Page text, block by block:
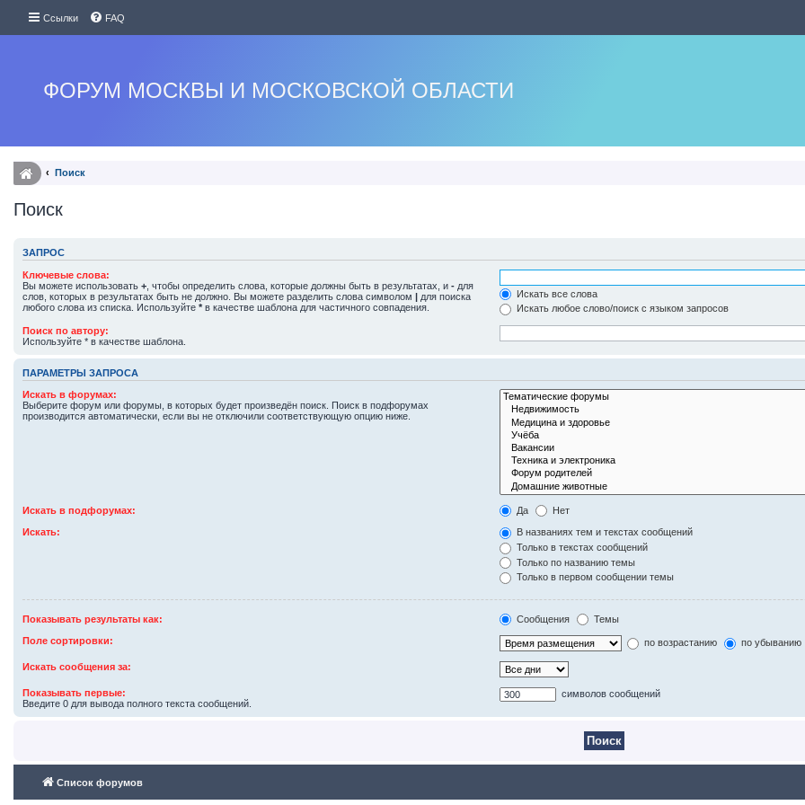
Ссылки FAQ
ФОРУМ МОСКВЫ И МОСКОВСКОЙ ОБЛАСТИ
Поиск
Поиск
ЗАПРОС
Ключевые слова:
Вы можете использовать + , чтобы определить слова, которые должны быть в результатах, и - для
слов, которых в результатах быть не должно. Вы можете разделить слова символом | для поиска
любого слова из списка. Используйте * в качестве шаблона для частичного совпадения.
Искать все слова
Искать любое слово/поиск с языком запросов
Поиск по автору:
Используйте * в качестве шаблона.
ПАРАМЕТРЫ ЗАПРОСА
Искать в форумах:
Выберите форум или форумы, в которых будет произведён поиск. Поиск в подфорумах
производится автоматически, если вы не отключили соответствующую опцию ниже.
Искать в подфорумах: Да Нет
Искать:
В названиях тем и текстах сообщений
Только в текстах сообщений
Только по названию темы
Только в первом сообщении темы
Показывать результаты как: Сообщения Темы
Поле сортировки: по возрастанию по убыванию
Искать сообщения за:
Показывать первые:
Введите 0 для вывода полного текста сообщений.
символов сообщений
Список форумов